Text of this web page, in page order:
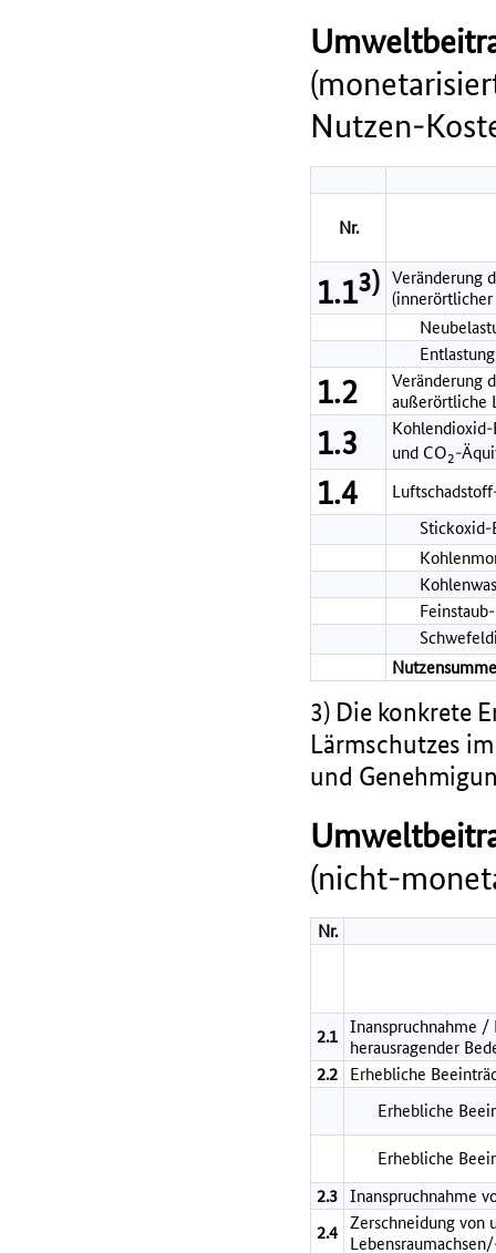
Nutzen-
Nr.
1.13) Veränderung
Entlastung
1.2
Veränderung
außerörtliche
1.3
und CO2-
1.4
Stickoxid-
3) Die konkrete
Lärmschutzes
und
(nicht-
Nr.
2.1 Inanspruchnahme /
herausragender
2.2
Erhebliche
Erhebliche
Erhebliche
2.3 Inanspruchnahme
2.4 Zerschneidung von